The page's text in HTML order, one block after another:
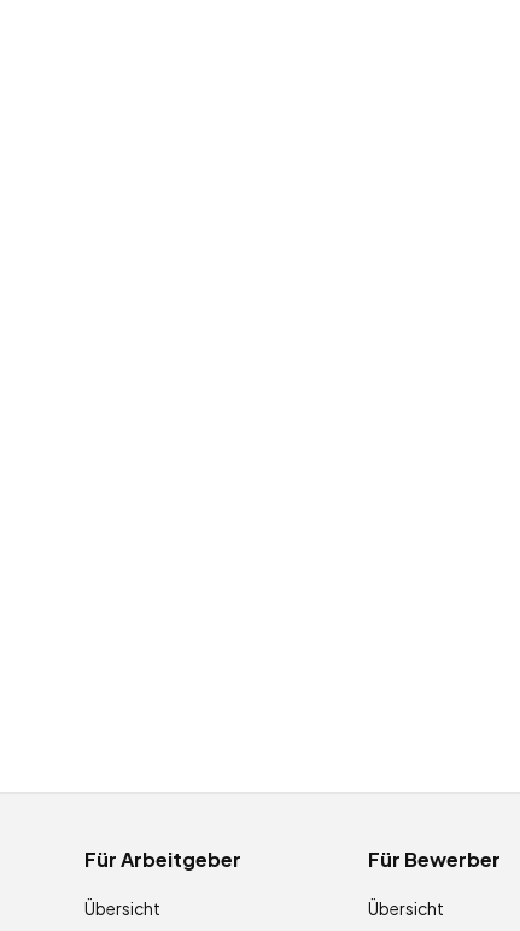
Für Arbeitgeber
Übersicht
Für Bewerber
Übersicht